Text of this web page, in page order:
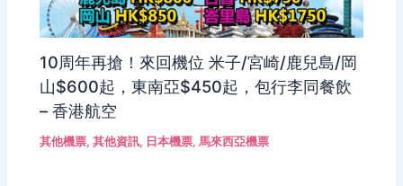
10周年再搶！來回機位 米子/宮崎/鹿兒島/岡
山$600起，東南亞$450起，包行李同餐飲
– 香港航空
其他機票,其他資訊, 日本機票,馬來西亞機票